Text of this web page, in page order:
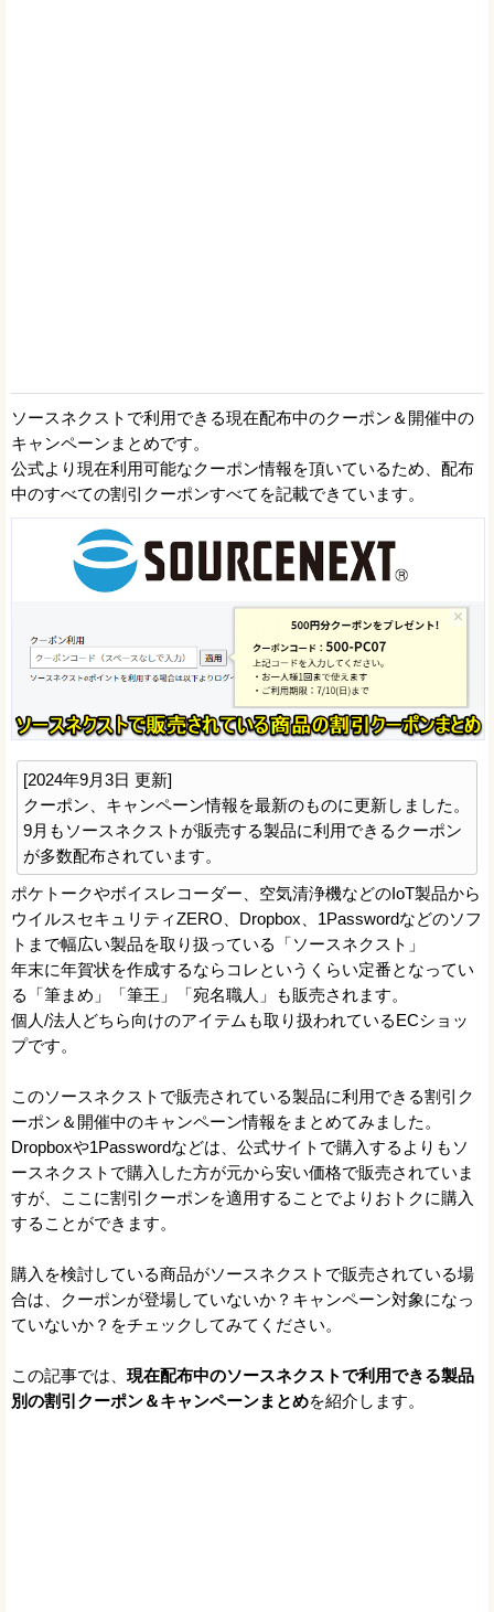
ソースネクストで利用できる現在配布中のクーポン＆開催中の
キャンペーンまとめです。
公式より現在利用可能なクーポン情報を頂いているため、配布
中のすべての割引クーポンすべてを記載できています。
[2024年9月3日 更新]
クーポン、キャンペーン情報を最新のものに更新しました。
9月もソースネクストが販売する製品に利用できるクーポン
が多数配布されています。
ポケトークやボイスレコーダー、空気清浄機などのIoT製品から
ウイルスセキュリティZERO、Dropbox、1Passwordなどのソフ
トまで幅広い製品を取り扱っている「ソースネクスト」
年末に年賀状を作成するならコレというくらい定番となってい
る「筆まめ」「筆王」「宛名職人」も販売されます。
個人/法人どちら向けのアイテムも取り扱われているECショッ
プです。
このソースネクストで販売されている製品に利用できる割引ク
ーポン＆開催中のキャンペーン情報をまとめてみました。
Dropboxや1Passwordなどは、公式サイトで購入するよりもソ
ースネクストで購入した方が元から安い価格で販売されていま
すが、ここに割引クーポンを適用することでよりおトクに購入
することができます。
購入を検討している商品がソースネクストで販売されている場
合は、クーポンが登場していないか？キャンペーン対象になっ
ていないか？をチェックしてみてください。
この記事では、 現在配布中のソースネクストで利用できる製品
別の割引クーポン＆キャンペーンまとめを紹介します。